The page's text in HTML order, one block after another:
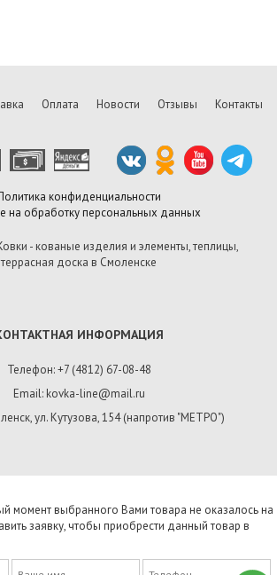
Оплата Новости Отзывы Контакты
конфиденциальности
на обработку персональных данных
- кованые изделия и элементы, теплицы,
террасная доска в Смоленске
ИНФОРМАЦИЯ
Телефон: +7 (4812) 67-08-48
Email: kovka-line@mail.ru
ул. Кутузова, 154 (напротив "МЕТРО")
момент выбранного Вами товара не оказалось на
заявку, чтобы приобрести данный товар в